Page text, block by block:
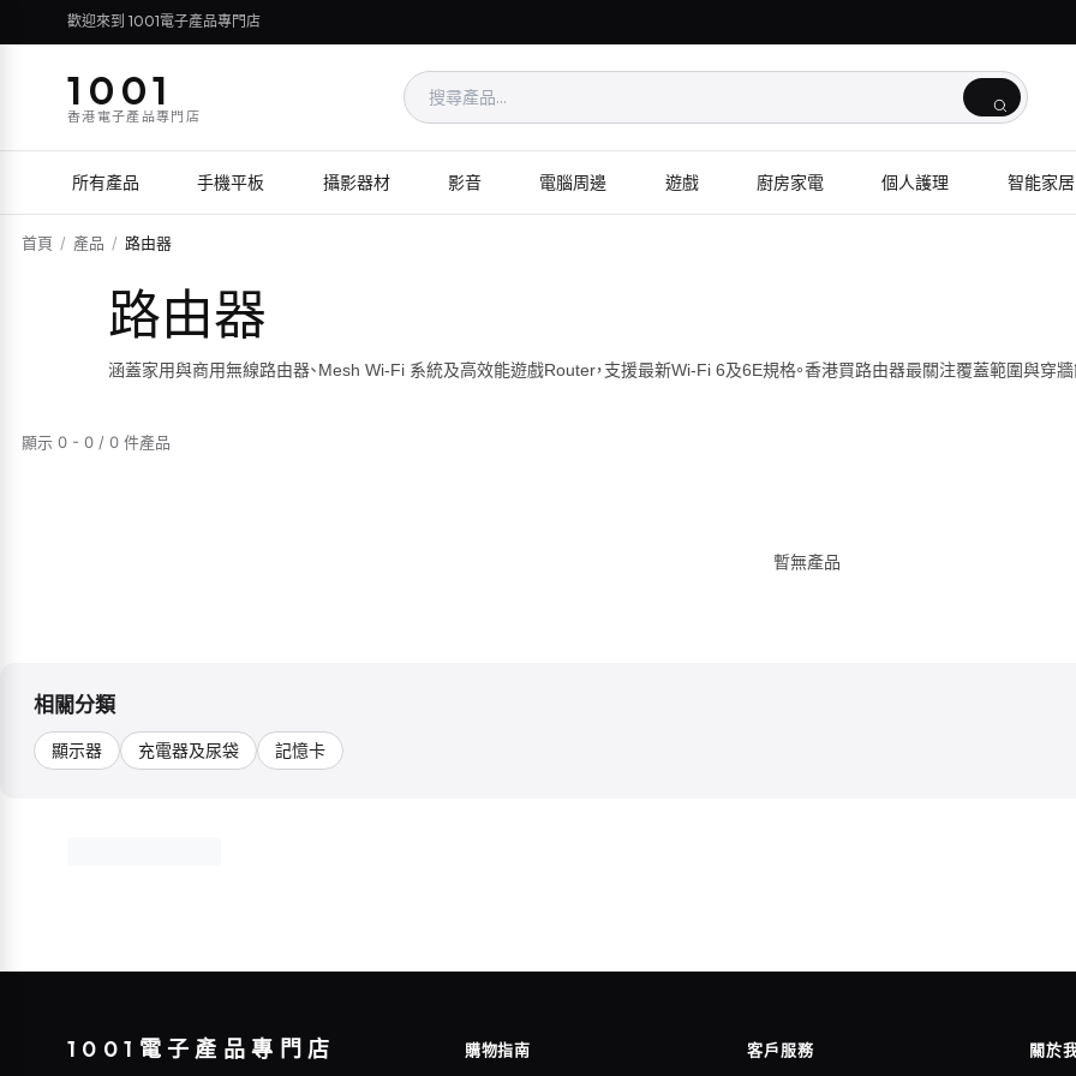
歡迎來到 1001電子產品專門店
1001
香港電子產品專門店
所有產品 手機平板 攝影器材 影音 電腦周邊 遊戲 廚房家電 個人護理 智能家居
首頁 / 產品 / 路由器
路由器
涵蓋家用與商用無線路由器、Mesh Wi-Fi 系統及高效能遊戲Router，支援最新Wi-Fi 6及6E規格。香港買路由器最關注覆蓋範圍與穿牆
顯示 0 - 0 / 0 件產品
暫無產品
相關分類
顯示器 充電器及尿袋 記憶卡
1001電子產品專門店 購物指南 客戶服務 關於